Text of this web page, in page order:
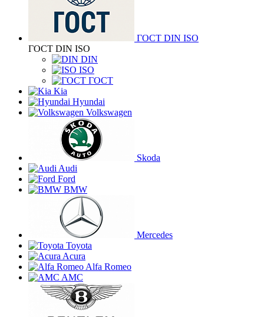
ГОСТ DIN ISO
ГОСТ DIN ISO
DIN
ISO
ГОСТ
Kia
Hyundai
Volkswagen
Skoda
Audi
Ford
BMW
Mercedes
Toyota
Acura
Alfa Romeo
AMC